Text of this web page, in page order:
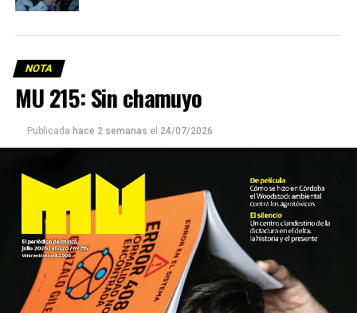
NOTA
MU 215: Sin chamuyo
Publicada hace 2 semanas el 24/07/2026